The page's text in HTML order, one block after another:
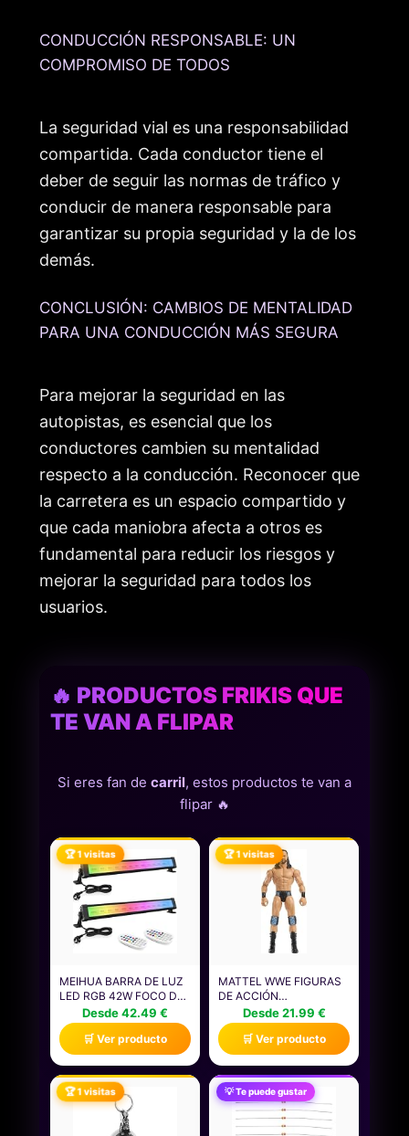
CONDUCCIÓN RESPONSABLE: UN
COMPROMISO DE TODOS
La seguridad vial es una responsabilidad
compartida. Cada conductor tiene el
deber de seguir las normas de tráfico y
conducir de manera responsable para
garantizar su propia seguridad y la de los
demás.
CONCLUSIÓN: CAMBIOS DE MENTALIDAD
PARA UNA CONDUCCIÓN MÁS SEGURA
Para mejorar la seguridad en las
autopistas, es esencial que los
conductores cambien su mentalidad
respecto a la conducción. Reconocer que
la carretera es un espacio compartido y
que cada maniobra afecta a otros es
fundamental para reducir los riesgos y
mejorar la seguridad para todos los
usuarios.
🔥 PRODUCTOS FRIKIS QUE
TE VAN A FLIPAR
Si eres fan de carril, estos productos te van a
flipar 🔥
🏆 1 visitas
MEIHUA BARRA DE LUZ
LED RGB 42W FOCO DE
COLOR EXTERIOR IP66
IMPERMEABLE LUCES
RGBW REGULABLE, 10
COLORES/30 MODOS/6
BRILLO/6 VELOCIDADES
CAMBIO DE COLOR
PARA DJ BAR
DISCOTECA JARDÍN
HALLOWEEN
Desde 42.49 €
🛒 Ver producto
🏆 1 visitas
MATTEL WWE FIGURAS
DE ACCIÓN
COLECCIONABLES DE
SUPERESTRELLAS DE
15,24CM CON 14
PUNTOS DE
ARTICULACIÓN Y
ASPECTO REALISTA
(LOS ESTILOS PUEDEN
VARIAR), JGD36
Desde 21.99 €
🛒 Ver producto
🏆 1 visitas 💡 Te puede gustar